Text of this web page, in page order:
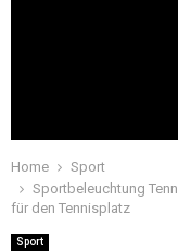
Home
Sport
Sportbeleuchtung
für den Tennisplatz
Sport